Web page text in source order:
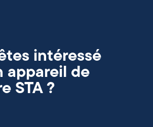
intéressé
appareil de
STA ?